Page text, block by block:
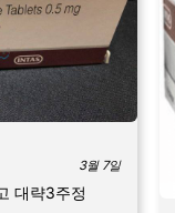
3월 7일
대략3주정